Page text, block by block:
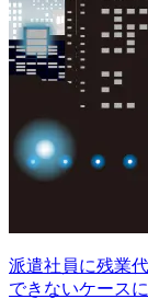
派遣社員に残業
できないケース